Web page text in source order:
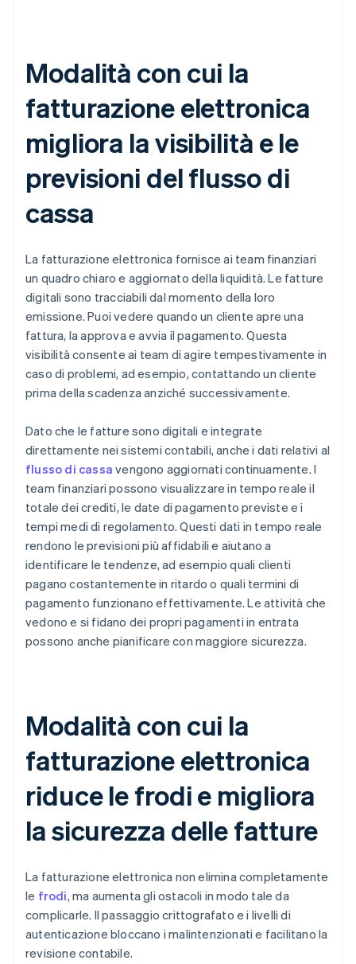
Modalità con cui la
fatturazione elettronica
migliora la visibilità e le
previsioni del flusso di
cassa
La fatturazione elettronica fornisce ai team finanziari
un quadro chiaro e aggiornato della liquidità. Le fatture
digitali sono tracciabili dal momento della loro
emissione. Puoi vedere quando un cliente apre una
fattura, la approva e avvia il pagamento. Questa
visibilità consente ai team di agire tempestivamente in
caso di problemi, ad esempio, contattando un cliente
prima della scadenza anziché successivamente.
Dato che le fatture sono digitali e integrate
direttamente nei sistemi contabili, anche i dati relativi al
flusso di cassa vengono aggiornati continuamente. I
team finanziari possono visualizzare in tempo reale il
totale dei crediti, le date di pagamento previste e i
tempi medi di regolamento. Questi dati in tempo reale
rendono le previsioni più affidabili e aiutano a
identificare le tendenze, ad esempio quali clienti
pagano costantemente in ritardo o quali termini di
pagamento funzionano effettivamente. Le attività che
vedono e si fidano dei propri pagamenti in entrata
possono anche pianificare con maggiore sicurezza.
Modalità con cui la
fatturazione elettronica
riduce le frodi e migliora
la sicurezza delle fatture
La fatturazione elettronica non elimina completamente
le frodi, ma aumenta gli ostacoli in modo tale da
complicarle. Il passaggio crittografato e i livelli di
autenticazione bloccano i malintenzionati e facilitano la
revisione contabile.